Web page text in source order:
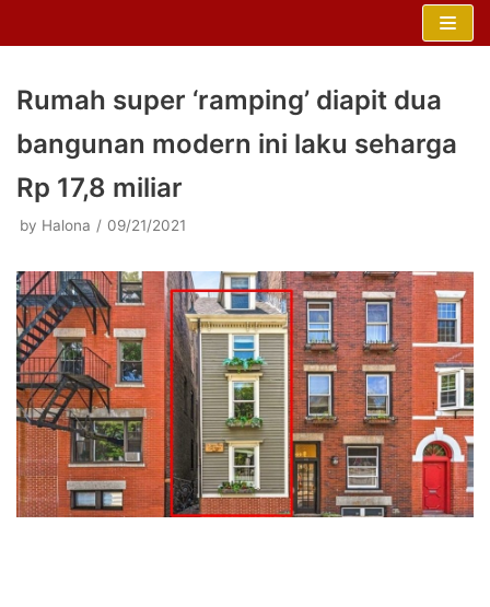
Rumah super ‘ramping’ diapit dua
bangunan modern ini laku seharga
Rp 17,8 miliar
by Halona 09/21/2021